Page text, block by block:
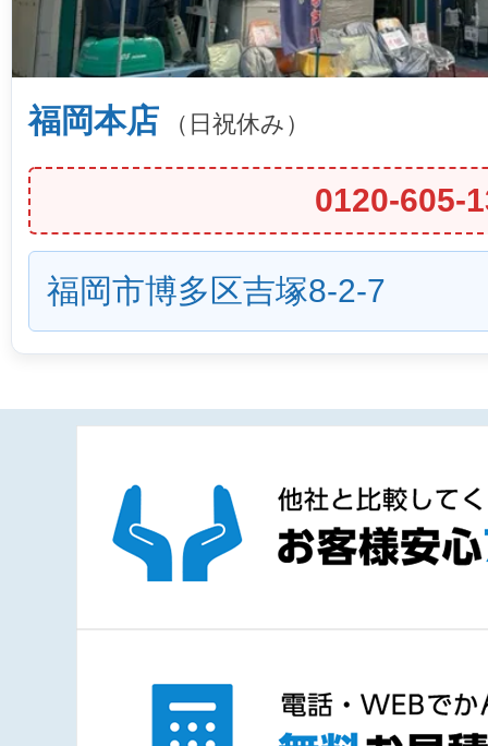
福岡本店 （日祝休み）
0120-605-
福岡市博多区吉塚8-2-7